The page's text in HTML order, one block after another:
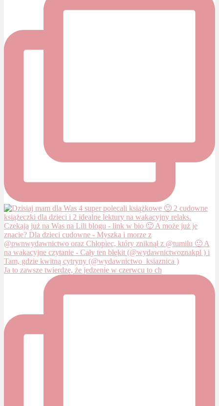
Ja to zawsze twierdzę, że jedzenie w czerwcu to ch